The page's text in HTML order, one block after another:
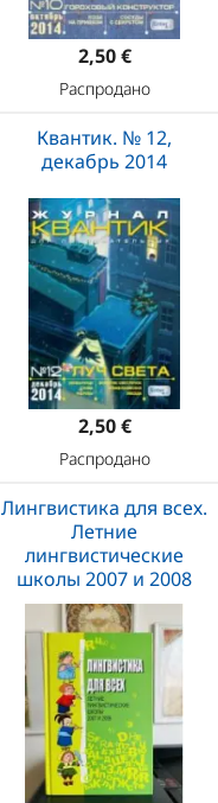
2,50 €
Распродано
Квантик. № 12,
декабрь 2014
2,50 €
Распродано
Лингвистика для всех.
Летние
лингвистические
школы 2007 и 2008